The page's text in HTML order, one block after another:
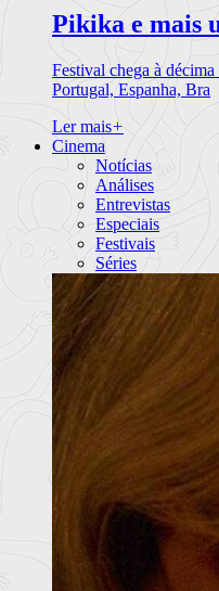
Pikika e mais
Festival chega à
Portugal, Espanha, Bra
Ler mais+
Cinema
Notícias
Análises
Entrevistas
Especiais
Festivais
Séries